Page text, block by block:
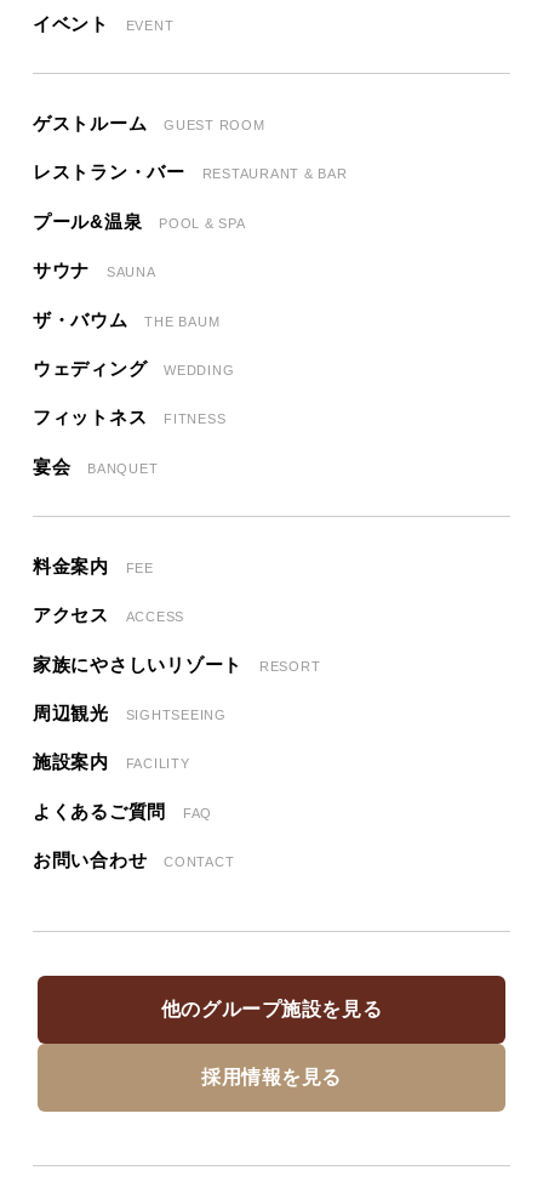
イベント EVENT
ゲストルーム GUEST ROOM
レストラン・バー RESTAURANT & BAR
プール&温泉 POOL & SPA
サウナ SAUNA
ザ・バウム THE BAUM
ウェディング WEDDING
フィットネス FITNESS
宴会 BANQUET
料金案内 FEE
アクセス ACCESS
家族にやさしいリゾート RESORT
周辺観光 SIGHTSEEING
施設案内 FACILITY
よくあるご質問 FAQ
お問い合わせ CONTACT
他のグループ施設を見る
採用情報を見る